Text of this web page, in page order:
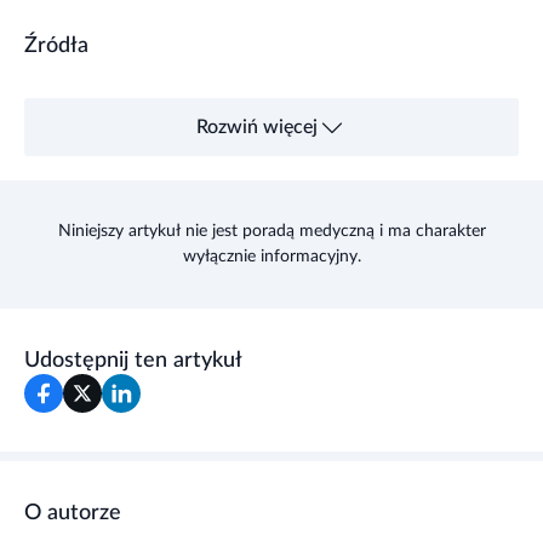
Źródła
Rozwiń więcej
Niniejszy artykuł nie jest poradą medyczną i ma charakter
wyłącznie informacyjny.
Udostępnij ten artykuł
O autorze